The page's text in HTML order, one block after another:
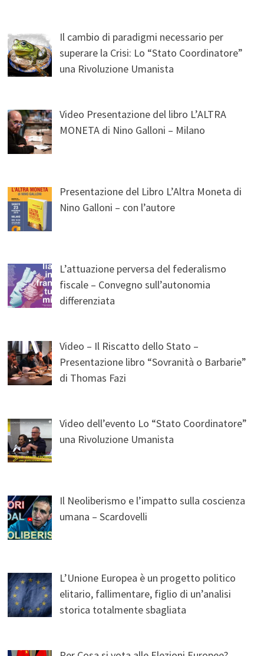
Il cambio di paradigmi necessario per
superare la Crisi: Lo “Stato Coordinatore”
una Rivoluzione Umanista
Video Presentazione del libro L’ALTRA
MONETA di Nino Galloni – Milano
Presentazione del Libro L’Altra Moneta di
Nino Galloni – con l’autore
L’attuazione perversa del federalismo
fiscale – Convegno sull’autonomia
differenziata
Video – Il Riscatto dello Stato –
Presentazione libro “Sovranità o Barbarie”
di Thomas Fazi
Video dell’evento Lo “Stato Coordinatore”
una Rivoluzione Umanista
Il Neoliberismo e l’impatto sulla coscienza
umana – Scardovelli
L’Unione Europea è un progetto politico
elitario, fallimentare, figlio di un’analisi
storica totalmente sbagliata